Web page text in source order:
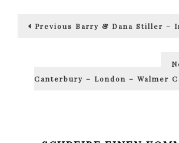
Beitragsnavigation
Previous Previous
Barry & Dana Stiller –
Canterbury – London – Walmer